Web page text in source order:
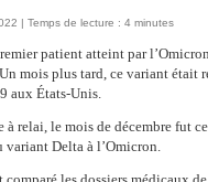
| Temps de lecture : 4 minutes
patient atteint par
mois plus tard, ce variant était
aux États-Unis.
à relai, le mois de décembre fut
variant Delta à l’Omicron.